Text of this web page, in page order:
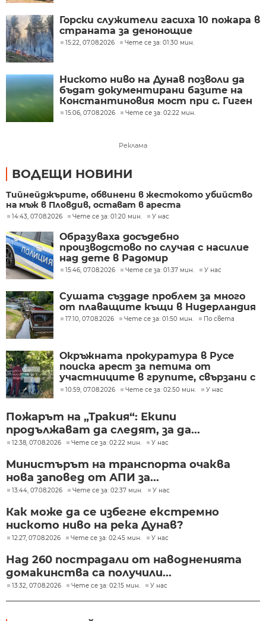
Горски служители гасиха 10 пожара в
страната за денонощие
15:22, 07.08.2026 Чете се за: 01:30 мин.
Ниското ниво на Дунав позволи да
бъдат документирани базите на
Константиновия мост при с. Гиген
15:06, 07.08.2026 Чете се за: 02:22 мин.
Реклама
ВОДЕЩИ НОВИНИ
Тийнейджърите, обвинени в жестокото убийство
на мъж в Пловдив, остават в ареста
14:43, 07.08.2026 Чете се за: 01:20 мин. У нас
Образуваха досъдебно
производстово по случая с насилие
над дете в Радомир
15:46, 07.08.2026 Чете се за: 01:37 мин. У нас
Сушата създаде проблем за много
от плаващите къщи в Нидерландия
17:10, 07.08.2026 Чете се за: 01:50 мин. По света
Окръжната прокуратура в Русе
поиска арест за петима от
участниците в групите, свързани с
разбитата лаборатория за
10:59, 07.08.2026 Чете се за: 02:50 мин. У нас
Пожарът на „Тракия“: Екипи
продължават да следят, за да...
12:38, 07.08.2026 Чете се за: 02:22 мин. У нас
Министърът на транспорта очаква
нова заповед от АПИ за...
13:44, 07.08.2026 Чете се за: 02:37 мин. У нас
Как може да се избегне екстремно
ниското ниво на река Дунав?
12:27, 07.08.2026 Чете се за: 02:45 мин. У нас
Над 260 пострадали от наводненията
домакинства са получили...
13:32, 07.08.2026 Чете се за: 02:15 мин. У нас